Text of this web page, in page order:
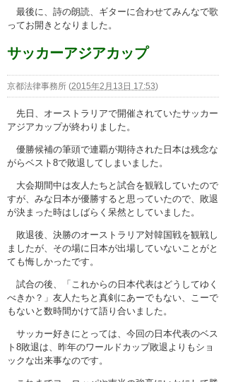
最後に、詩の朗読、ギターに合わせてみんなで歌
ってお開きとなりました。
サッカーアジアカップ
京都法律事務所 (2015年2月13日 17:53)
先日、オーストラリアで開催されていたサッカー
アジアカップが終わりました。
優勝候補の筆頭で連覇が期待された日本は残念な
がらベスト8で敗退してしまいました。
大会期間中は友人たちと試合を観戦していたので
すが、みな日本が優勝すると思っていたので、敗退
が決まった時はしばらく呆然としていました。
敗退後、決勝のオーストラリア対韓国戦を観戦し
ましたが、その場に日本が出場していないことがと
ても悔しかったです。
試合の後、「これからの日本代表はどうしてゆく
べきか？」友人たちと真剣にあーでもない、こーで
もないと数時間かけて語り合いました。
サッカー好きにとっては、今回の日本代表のベス
ト8敗退は、昨年のワールドカップ敗退よりもショ
ックな出来事なのです。